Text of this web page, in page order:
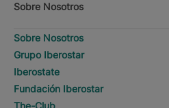
Sobre Nosotros
Sobre Nosotros
Grupo Iberostar
Iberostate
Fundación Iberostar